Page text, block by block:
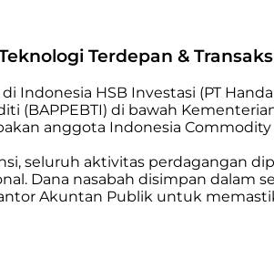
Terdepan &
Indonesia HSB Investasi (PT
(BAPPEBTI) di bawah
anggota Indonesia
seluruh aktivitas perdagangan
Dana nasabah disimpan
Akuntan Publik untuk